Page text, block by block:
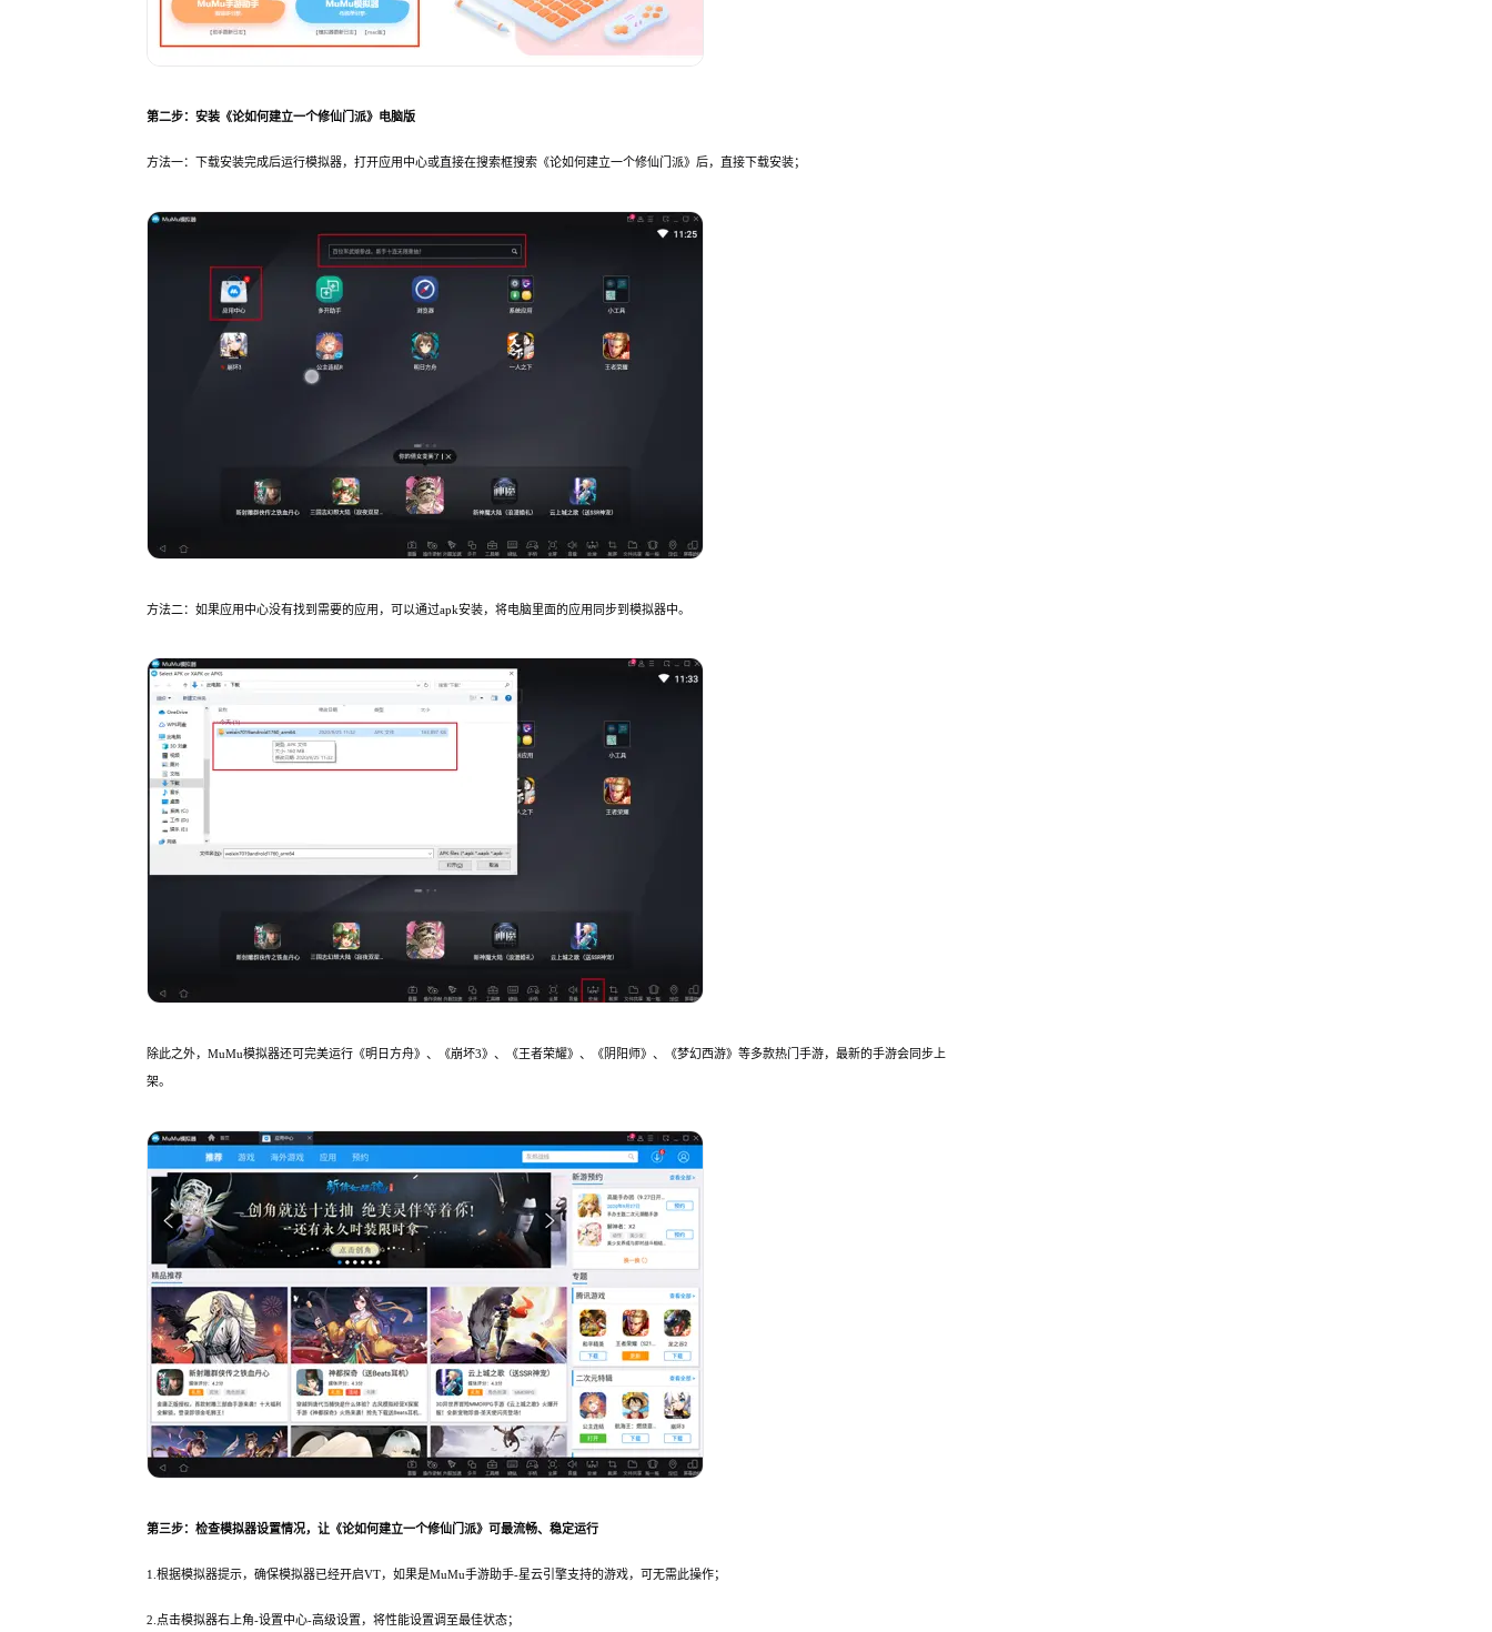
第二步：安装《论如何建立一个修仙门派》电脑版
方法一：下载安装完成后运行模拟器，打开应用中心或直接在搜索框搜索《论如何建立一个修仙门派》后，直接下载安装；
方法二：如果应用中心没有找到需要的应用，可以通过apk安装，将电脑里面的应用同步到模拟器中。
除此之外，MuMu模拟器还可完美运行《明日方舟》、《崩坏3》、《王者荣耀》、《阴阳师》、《梦幻西游》等多款热门手游，最新的手游会同步上
架。
第三步：检查模拟器设置情况，让《论如何建立一个修仙门派》可最流畅、稳定运行
1.根据模拟器提示，确保模拟器已经开启VT，如果是MuMu手游助手-星云引擎支持的游戏，可无需此操作；
2.点击模拟器右上角-设置中心-高级设置，将性能设置调至最佳状态；